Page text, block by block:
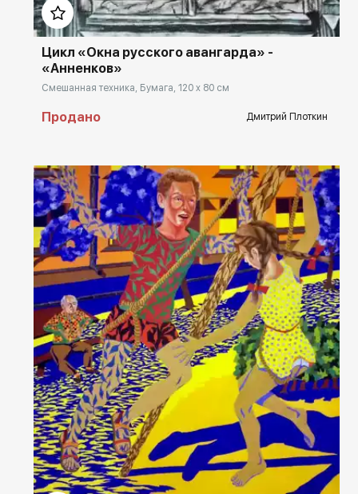
Цикл «Окна русского авангарда» -
«Анненков»
Смешанная техника, Бумага, 120 x 80 см
Продано Дмитрий Плоткин
Домен: rakovgallery.ru